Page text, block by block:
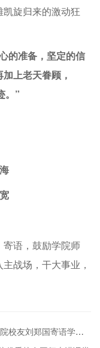
旋归来的激动狂
的准备，坚定的信
上老天眷顾，
。”
语，鼓励学院师
战场，干大事业，
上一篇：【校友寄语】西北工业大学航海学院校友刘郑国寄语学子：以“后浪”之姿奔涌向前，勇作新时代的弄潮儿